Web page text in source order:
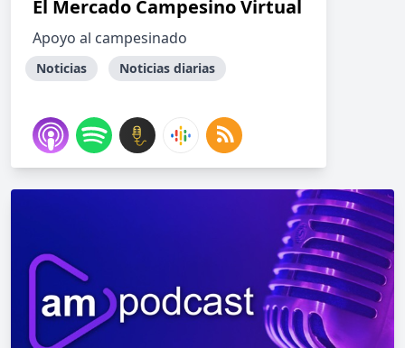
El Mercado Campesino Virtual
Apoyo al campesinado
Noticias Noticias diarias